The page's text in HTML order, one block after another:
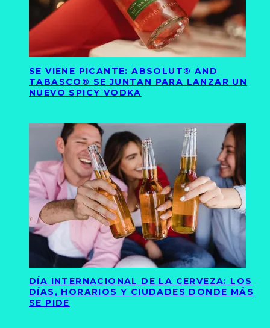
SE VIENE PICANTE: ABSOLUT® AND
TABASCO® SE JUNTAN PARA LANZAR UN
NUEVO SPICY VODKA
DÍA INTERNACIONAL DE LA CERVEZA: LOS
DÍAS, HORARIOS Y CIUDADES DONDE MÁS
SE PIDE